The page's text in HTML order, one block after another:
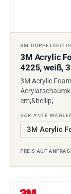
3M
3M Acrylic
4225, weiß,
3M Acrylic
cm;&hellip;
VARIANTE
PREIS AUF